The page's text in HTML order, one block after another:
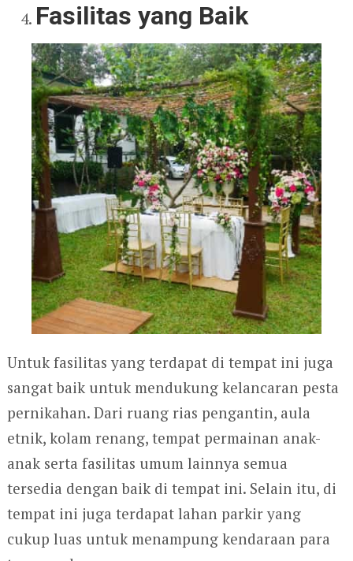
Fasilitas yang Baik
Untuk fasilitas yang terdapat di tempat ini juga
sangat baik untuk mendukung kelancaran pesta
pernikahan. Dari ruang rias pengantin, aula
etnik, kolam renang, tempat permainan anak-
anak serta fasilitas umum lainnya semua
tersedia dengan baik di tempat ini. Selain itu, di
tempat ini juga terdapat lahan parkir yang
cukup luas untuk menampung kendaraan para